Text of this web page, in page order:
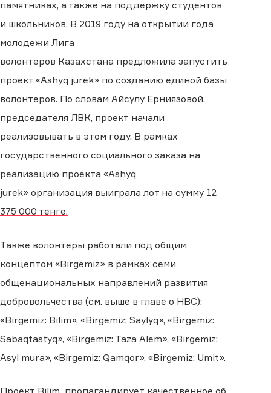
памятниках, а также на поддержку студентов
и школьников. В 2019 году на открытии года
молодежи Лига
волонтеров Казахстана предложила запустить
проект «Ashyq jurek» по созданию единой базы
волонтеров. По словам Айсулу Ерниязовой,
председателя ЛВК, проект начали
реализовывать в этом году. В рамках
государственного социального заказа на
реализацию проекта «Ashyq
jurek» организация выиграла лот на сумму 12
375 000 тенге.
Также волонтеры работали под общим
концептом «Birgemiz» в рамках семи
общенациональных направлений развития
добровольчества (см. выше в главе о НВС):
«Birgemiz: Bilim», «Birgemiz: Saylyq», «Birgemiz:
Sabaqtastyq», «Birgemiz: Taza Alem», «Birgemiz:
Asyl mura», «Birgemiz: Qamqor», «Birgemiz: Umit».